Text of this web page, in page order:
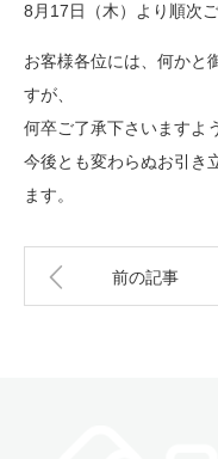
8月17日（木）より順次
お客様各位には、何かと
すが、
何卒ご了承下さいますよ
今後とも変わらぬお引き
ます。
前の記事